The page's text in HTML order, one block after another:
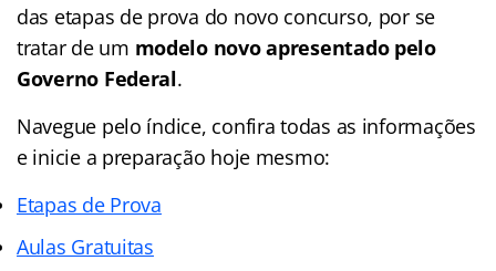
das etapas de prova do novo concurso, por se
tratar de um modelo novo apresentado pelo
Governo Federal.
Navegue pelo índice, confira todas as informações
e inicie a preparação hoje mesmo:
Etapas de Prova
Aulas Gratuitas